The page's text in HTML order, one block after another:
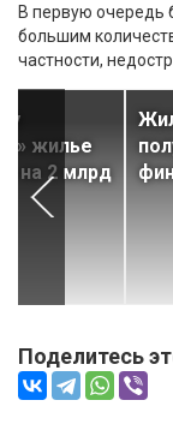
В первую очередь
большим
частности,
у
жилье
на 2 млрд
Поделитесь